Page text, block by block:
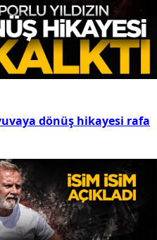
dönüş hikayesi rafa